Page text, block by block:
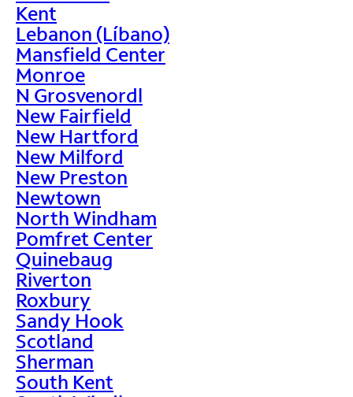
Kent
Lebanon (Líbano)
Mansfield Center
Monroe
N Grosvenordl
New Fairfield
New Hartford
New Milford
New Preston
Newtown
North Windham
Pomfret Center
Quinebaug
Riverton
Roxbury
Sandy Hook
Scotland
Sherman
South Kent